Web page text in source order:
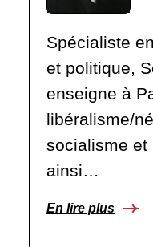
Spécialiste
et politique,
enseigne à
libéralisme/
socialisme et
ainsi…
En lire plus